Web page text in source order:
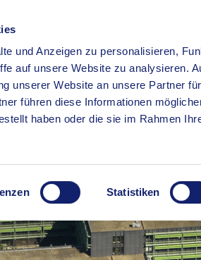
und Anzeigen zu personalisieren,
auf unsere Website zu analysieren.
unserer Website an unsere Partner
führen diese Informationen
haben oder die sie im Rahmen
Statistiken
KREISHAUS